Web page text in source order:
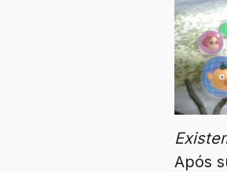
Após